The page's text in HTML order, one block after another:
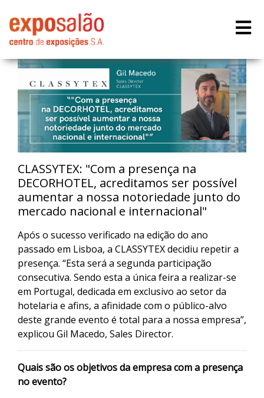
CLASSYTEX: "Com a presença na
DECORHOTEL, acreditamos ser possível
aumentar a nossa notoriedade junto do
mercado nacional e internacional"
Após o sucesso verificado na edição do ano
passado em Lisboa, a CLASSYTEX decidiu repetir a
presença. “Esta será a segunda participação
consecutiva. Sendo esta a única feira a realizar-se
em Portugal, dedicada em exclusivo ao setor da
hotelaria e afins, a afinidade com o público-alvo
deste grande evento é total para a nossa empresa”,
explicou Gil Macedo, Sales Director.
Quais são os objetivos da empresa com a presença
no evento?